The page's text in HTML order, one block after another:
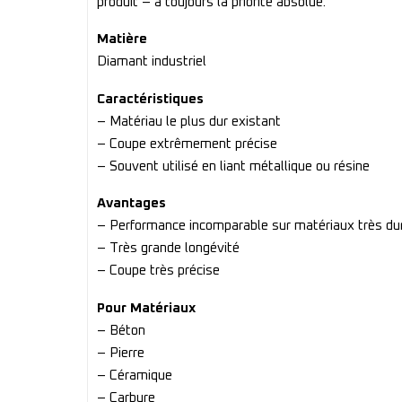
Matière
Diamant industriel
Caractéristiques
– Matériau le plus dur existant
– Coupe extrêmement précise
– Souvent utilisé en liant métallique ou résine
Avantages
– Performance incomparable sur matériaux très
– Très grande longévité
– Coupe très précise
Pour Matériaux
– Béton
– Pierre
– Céramique
– Carbure